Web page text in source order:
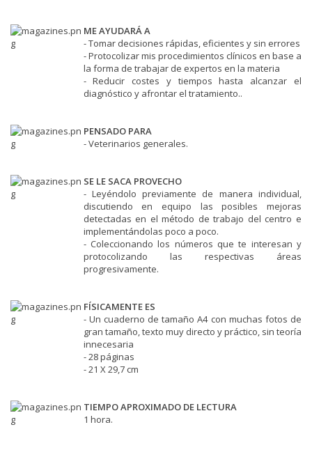
ME AYUDARÁ A
- Tomar decisiones rápidas, eficientes y sin errores
- Protocolizar mis procedimientos clínicos en base a
la forma de trabajar de expertos en la materia
- Reducir costes y tiempos hasta alcanzar el
diagnóstico y afrontar el tratamiento..
PENSADO PARA
- Veterinarios generales.
SE LE SACA PROVECHO
- Leyéndolo previamente de manera individual,
discutiendo en equipo las posibles mejoras
detectadas en el método de trabajo del centro e
implementándolas poco a poco.
- Coleccionando los números que te interesan y
protocolizando las respectivas áreas
progresivamente.
FÍSICAMENTE ES
- Un cuaderno de tamaño A4 con muchas fotos de
gran tamaño, texto muy directo y práctico, sin teoría
innecesaria
- 28 páginas
- 21 X 29,7 cm
TIEMPO APROXIMADO DE LECTURA
1 hora.